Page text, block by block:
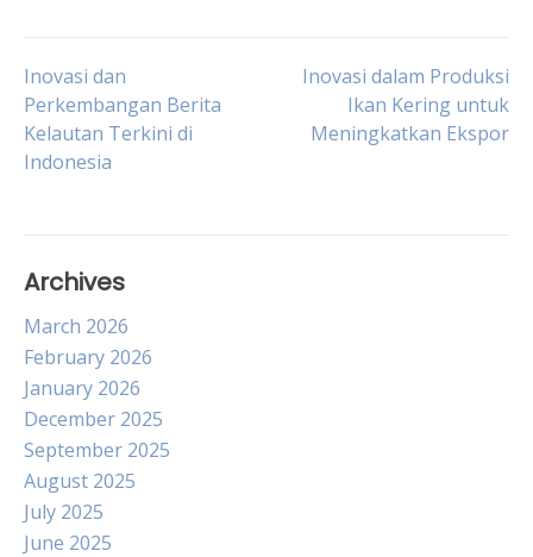
Post
navigation
Inovasi dan
Perkembangan Berita
Kelautan Terkini di
Indonesia
Inovasi dalam Produksi
Ikan Kering untuk
Meningkatkan Ekspor
Archives
March 2026
February 2026
January 2026
December 2025
September 2025
August 2025
July 2025
June 2025